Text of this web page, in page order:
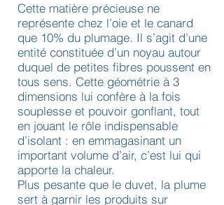
Cette matière précieuse ne
représente chez l’oie et le canard
que 10% du plumage. Il s’agit d’une
entité constituée d’un noyau autour
duquel de petites fibres poussent en
tous sens. Cette géométrie à 3
dimensions lui confère à la fois
souplesse et pouvoir gonflant, tout
en jouant le rôle indispensable
d’isolant : en emmagasinant un
important volume d’air, c’est lui qui
apporte la chaleur.
Plus pesante que le duvet, la plume
sert à garnir les produits sur